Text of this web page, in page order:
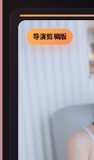
导演剪辑版